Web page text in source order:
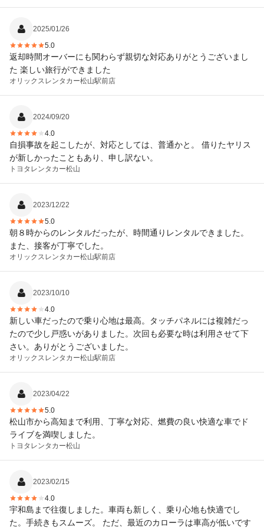
2025/01/26
5.0
返却時間オーバーにも関わらず親切な対応ありがとうございまし
た 楽しい旅行ができました
オリックスレンタカー松山駅前店
2024/09/20
4.0
自損事故を起こしたが、対応としては、普通かと。 借りたヤリス
が新しかったこともあり、申し訳ない。
トヨタレンタカー松山
2023/12/22
5.0
朝８時からのレンタルだったが、時間通りレンタルできました。
また、接客が丁寧でした。
オリックスレンタカー松山駅前店
2023/10/10
4.0
新しい車だったので乗り心地は最高。タッチパネルには複雑だっ
たので少し戸惑いがありました。次回も必要な時は利用させて下
さい。ありがとうございました。
オリックスレンタカー松山駅前店
2023/04/22
5.0
松山市から高知まで利用、丁寧な対応、燃費の良い快適な車でド
ライブを満喫しました。
トヨタレンタカー松山
2023/02/15
4.0
宇和島まで往復しました。車両も新しく、乗り心地も快適でし
た。手続きもスムーズ。 ただ、最近のカローラは車高が低いです